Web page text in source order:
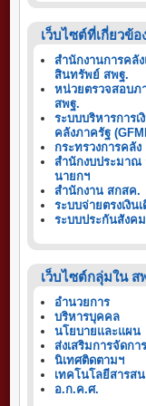
เว็บไซต์ที่เกี่ยวข้อ
สำนักงานการคลั
สินทรัพย์ สพฐ.
หน่วยตรวจสอบภ
สพฐ.
ระบบบริหารการเ
คลังภาครัฐ
กระทรวงการคลัง
สำนักงบประมาณ
นายกฯ
สำนักงาน สกสค.
ระบบจ่ายตรงเงิน
ระบบประกันสังคม
เว็บไซต์กลุ่มใน ส
อำนวยการ
บริหารบุคคล
นโยบายและแผน
ส่งเสริมการจัดกา
นิเทศติดตามฯ
เทคโนโลยีสารสน
อ.ก.ค.ศ.